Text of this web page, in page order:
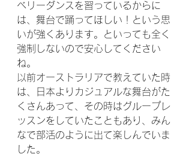
ベリーダンスを習っているからに
は、舞台で踊ってほしい！という思
いが強くあります。といっても全く
強制しないので安心してください
ね。
以前オーストラリアで教えていた時
は、日本よりカジュアルな舞台がた
くさんあって、その時はグループレ
ッスンをしていたこともあり、みん
なで部活のように出て楽しんでいま
した。